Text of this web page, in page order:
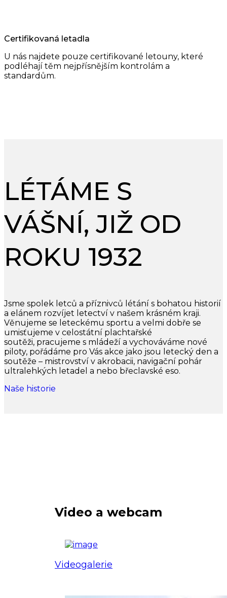
Certifikovaná letadla
U nás najdete pouze certifikované letouny, které
podléhají těm nejpřísnějším kontrolám a
standardům.
LÉTÁME S
VÁŠNÍ, JIŽ OD
ROKU 1932
Jsme spolek letců a příznivců létání s bohatou historií
a elánem rozvíjet letectví v našem krásném kraji.
Věnujeme se leteckému sportu a velmi dobře se
umisťujeme v celostátní plachtařské
soutěži, pracujeme s mládeží a vychováváme nové
piloty, pořádáme pro Vás akce jako jsou letecký den a
soutěže – mistrovství v akrobacii, navigační pohár
ultralehkých letadel a nebo břeclavské eso.
Naše historie
Video a webcam
Videogalerie